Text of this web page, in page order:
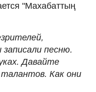
"Махабаттың
песню.
Давайте
Как они